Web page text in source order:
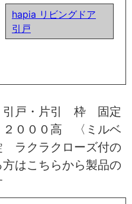
hapia リビングドア
引戸
戸・片引 枠 固定
０００高 〈ミルベ
クラクローズ付の
はこちらから製品の